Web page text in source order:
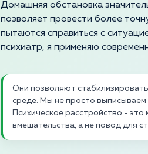
Домашняя обстановка
позволяет провести более
пытаются справиться с
психиатр, я применяю
Они позволяют
среде. Мы не просто выписываем
Психическое расстройство -
вмешательства, а не повод для